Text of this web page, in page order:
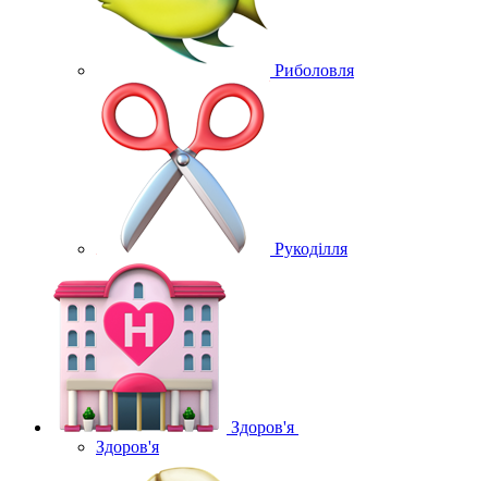
Риболовля
Рукоділля
Здоров'я
Здоров'я